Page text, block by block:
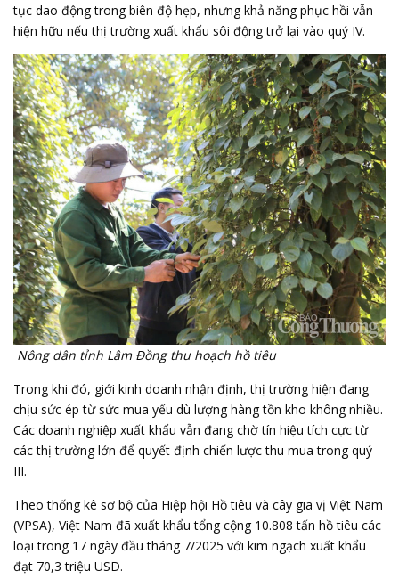
tục dao động trong biên độ hẹp, nhưng khả năng phục hồi vẫn
hiện hữu nếu thị trường xuất khẩu sôi động trở lại vào quý IV.
Nông dân tỉnh Lâm Đồng thu hoạch hồ tiêu
Trong khi đó, giới kinh doanh nhận định, thị trường hiện đang
chịu sức ép từ sức mua yếu dù lượng hàng tồn kho không nhiều.
Các doanh nghiệp xuất khẩu vẫn đang chờ tín hiệu tích cực từ
các thị trường lớn để quyết định chiến lược thu mua trong quý
III.
Theo thống kê sơ bộ của Hiệp hội Hồ tiêu và cây gia vị Việt Nam
(VPSA), Việt Nam đã xuất khẩu tổng cộng 10.808 tấn hồ tiêu các
loại trong 17 ngày đầu tháng 7/2025 với kim ngạch xuất khẩu
đạt 70,3 triệu USD.